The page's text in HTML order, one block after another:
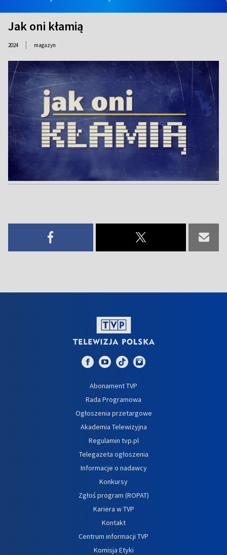
Jak oni kłamią
2024 | magazyn
Abonament TVP
Rada Programowa
Ogłoszenia przetargowe
Akademia Telewizyjna
Regulamin tvp.pl
Telegazeta ogłoszenia
Informacje o nadawcy
Konkursy
Zgłoś program (ROPAT)
Kariera w TVP
Kontakt
Centrum informacji TVP
Komisja Etyki